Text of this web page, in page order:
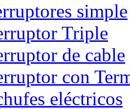
simple
Triple
de cable
con
eléctricos